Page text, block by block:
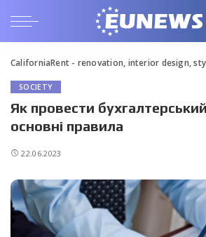
CaliforniaRent - renovation, interior design,
SOCIETY
Як провести
основні правила
22.06.2023